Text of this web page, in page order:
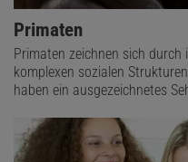
Primaten
Primaten zeichnen sich
komplexen sozialen
haben ein ausgezeichnetes